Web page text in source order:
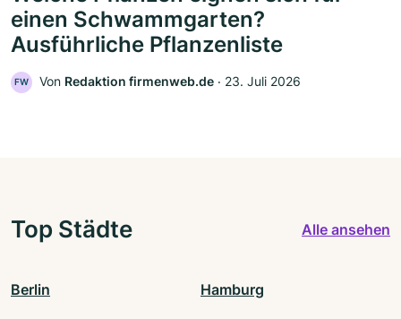
einen Schwammgarten?
Ausführliche Pflanzenliste
FW Von Redaktion firmenweb.de ‧ 23. Juli 2026
Top Städte Alle ansehen
Berlin Hamburg